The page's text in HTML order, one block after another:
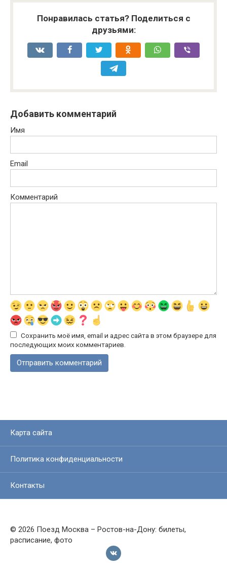
Понравилась статья? Поделиться с
друзьями:
Добавить комментарий
Имя
Email
Комментарий
Сохранить моё имя, email и адрес сайта в этом браузере для
последующих моих комментариев.
Карта сайта
Политика конфиденциальности
Контакты
© 2026 Поезд Москва – Ростов-на-Дону: билеты,
расписание, фото